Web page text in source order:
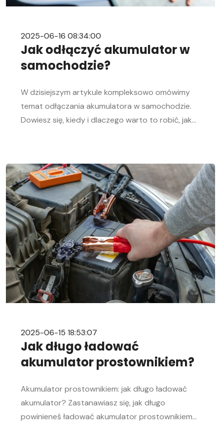
2025-06-16 08:34:00
Jak odłączyć akumulator w
samochodzie?
W dzisiejszym artykule kompleksowo omówimy
temat odłączania akumulatora w samochodzie.
Dowiesz się, kiedy i dlaczego warto to robić, jak
pomoże Ci sprawnie przeprowadzić tę czynność,
niezależnie od Twojego doświadczenia w
mechanice samochodowej. Objawy
rozładowanego akumulatora Rozładowanie
akumulatora w aucie to problem, którego żaden
kierowca […]
2025-06-15 18:53:07
Jak długo ładować
akumulator prostownikiem?
Akumulator prostownikiem: jak długo ładować
akumulator? Zastanawiasz się, jak długo
powinieneś ładować akumulator prostownikiem?